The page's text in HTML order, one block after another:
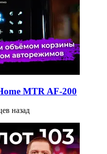
MTR AF-200
назад